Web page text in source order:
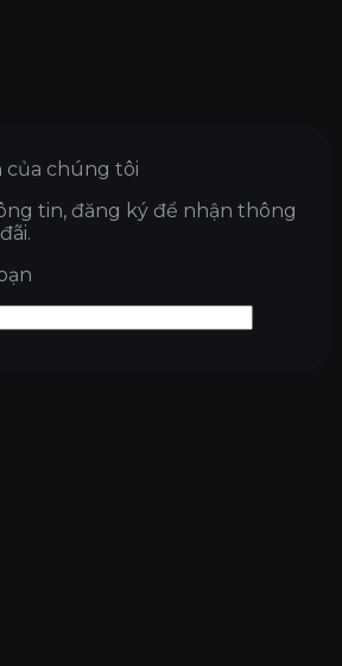
của chúng tôi
tin, đăng ký để nhận thông